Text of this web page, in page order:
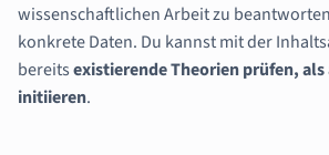
wissenschaftlichen Arbeit zu
konkrete Daten. Du kannst mit der
bereitsexistierende Theorien prüfen, als
initiieren.